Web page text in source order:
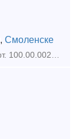
, Смоленске